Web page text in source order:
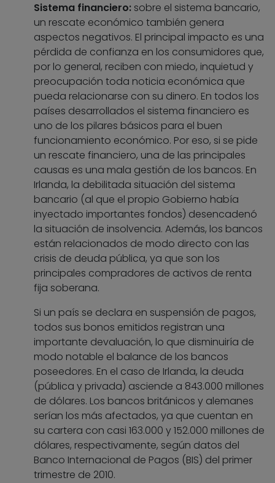
Sistema financiero: sobre el sistema bancario,
un rescate económico también genera
aspectos negativos. El principal impacto es una
pérdida de confianza en los consumidores que,
por lo general, reciben con miedo, inquietud y
preocupación toda noticia económica que
pueda relacionarse con su dinero. En todos los
países desarrollados el sistema financiero es
uno de los pilares básicos para el buen
funcionamiento económico. Por eso, si se pide
un rescate financiero, una de las principales
causas es una mala gestión de los bancos. En
Irlanda, la debilitada situación del sistema
bancario (al que el propio Gobierno había
inyectado importantes fondos) desencadenó
la situación de insolvencia. Además, los bancos
están relacionados de modo directo con las
crisis de deuda pública, ya que son los
principales compradores de activos de renta
fija soberana.
Si un país se declara en suspensión de pagos,
todos sus bonos emitidos registran una
importante devaluación, lo que disminuiría de
modo notable el balance de los bancos
poseedores. En el caso de Irlanda, la deuda
(pública y privada) asciende a 843.000 millones
de dólares. Los bancos británicos y alemanes
serían los más afectados, ya que cuentan en
su cartera con casi 163.000 y 152.000 millones de
dólares, respectivamente, según datos del
Banco Internacional de Pagos (BIS) del primer
trimestre de 2010.